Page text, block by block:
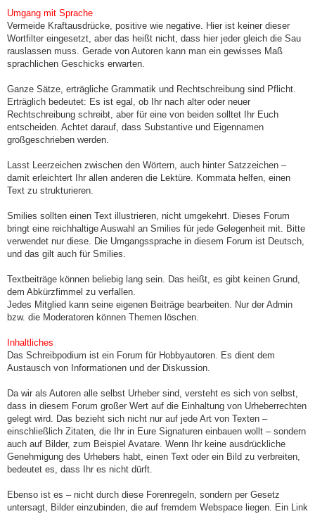
Umgang mit Sprache
Vermeide Kraftausdrücke, positive wie negative. Hier ist keiner dieser
Wortfilter eingesetzt, aber das heißt nicht, dass hier jeder gleich die Sau
rauslassen muss. Gerade von Autoren kann man ein gewisses Maß
sprachlichen Geschicks erwarten.
Ganze Sätze, erträgliche Grammatik und Rechtschreibung sind Pflicht.
Erträglich bedeutet: Es ist egal, ob Ihr nach alter oder neuer
Rechtschreibung schreibt, aber für eine von beiden solltet Ihr Euch
entscheiden. Achtet darauf, dass Substantive und Eigennamen
großgeschrieben werden.
Lasst Leerzeichen zwischen den Wörtern, auch hinter Satzzeichen –
damit erleichtert Ihr allen anderen die Lektüre. Kommata helfen, einen
Text zu strukturieren.
Smilies sollten einen Text illustrieren, nicht umgekehrt. Dieses Forum
bringt eine reichhaltige Auswahl an Smilies für jede Gelegenheit mit. Bitte
verwendet nur diese. Die Umgangssprache in diesem Forum ist Deutsch,
und das gilt auch für Smilies.
Textbeiträge können beliebig lang sein. Das heißt, es gibt keinen Grund,
dem Abkürzfimmel zu verfallen.
Jedes Mitglied kann seine eigenen Beiträge bearbeiten. Nur der Admin
bzw. die Moderatoren können Themen löschen.
Inhaltliches
Das Schreibpodium ist ein Forum für Hobbyautoren. Es dient dem
Austausch von Informationen und der Diskussion.
Da wir als Autoren alle selbst Urheber sind, versteht es sich von selbst,
dass in diesem Forum großer Wert auf die Einhaltung von Urheberrechten
gelegt wird. Das bezieht sich nicht nur auf jede Art von Texten –
einschließlich Zitaten, die Ihr in Eure Signaturen einbauen wollt – sondern
auch auf Bilder, zum Beispiel Avatare. Wenn Ihr keine ausdrückliche
Genehmigung des Urhebers habt, einen Text oder ein Bild zu verbreiten,
bedeutet es, dass Ihr es nicht dürft.
Ebenso ist es – nicht durch diese Forenregeln, sondern per Gesetz
untersagt, Bilder einzubinden, die auf fremdem Webspace liegen. Ein Link